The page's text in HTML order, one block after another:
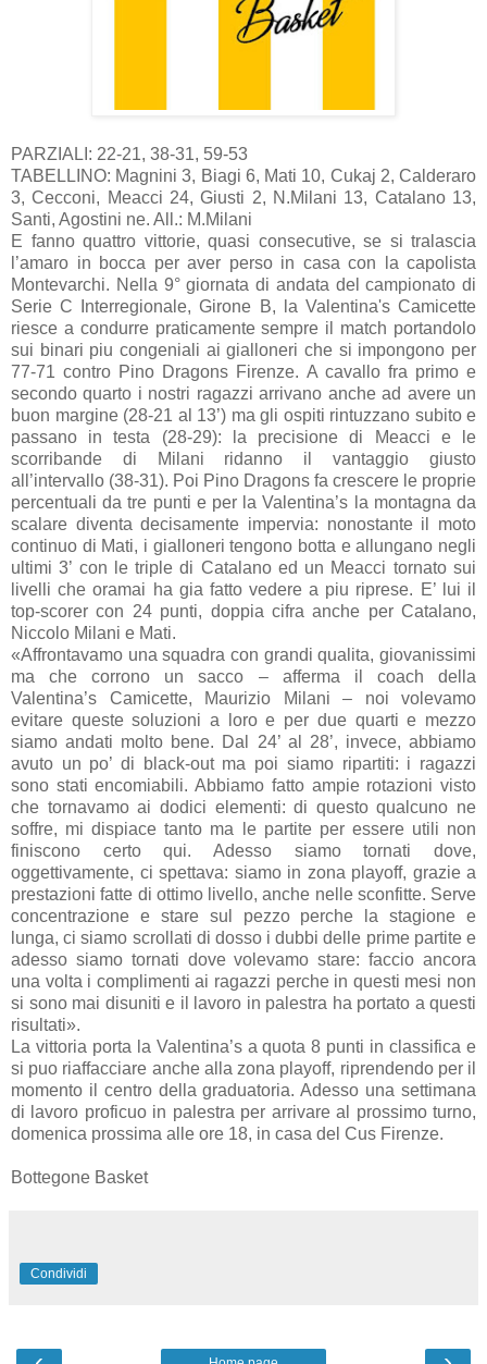
PARZIALI: 22-21, 38-31, 59-53
TABELLINO: Magnini 3, Biagi 6, Mati 10, Cukaj 2, Calderaro
3, Cecconi, Meacci 24, Giusti 2, N.Milani 13, Catalano 13,
Santi, Agostini ne. All.: M.Milani
E fanno quattro vittorie, quasi consecutive, se si tralascia
l’amaro in bocca per aver perso in casa con la capolista
Montevarchi. Nella 9° giornata di andata del campionato di
Serie C Interregionale, Girone B, la Valentina's Camicette
riesce a condurre praticamente sempre il match portandolo
sui binari piu congeniali ai gialloneri che si impongono per
77-71 contro Pino Dragons Firenze. A cavallo fra primo e
secondo quarto i nostri ragazzi arrivano anche ad avere un
buon margine (28-21 al 13’) ma gli ospiti rintuzzano subito e
passano in testa (28-29): la precisione di Meacci e le
scorribande di Milani ridanno il vantaggio giusto
all’intervallo (38-31). Poi Pino Dragons fa crescere le proprie
percentuali da tre punti e per la Valentina’s la montagna da
scalare diventa decisamente impervia: nonostante il moto
continuo di Mati, i gialloneri tengono botta e allungano negli
ultimi 3’ con le triple di Catalano ed un Meacci tornato sui
livelli che oramai ha gia fatto vedere a piu riprese. E’ lui il
top-scorer con 24 punti, doppia cifra anche per Catalano,
Niccolo Milani e Mati.
«Affrontavamo una squadra con grandi qualita, giovanissimi
ma che corrono un sacco – afferma il coach della
Valentina’s Camicette, Maurizio Milani – noi volevamo
evitare queste soluzioni a loro e per due quarti e mezzo
siamo andati molto bene. Dal 24’ al 28’, invece, abbiamo
avuto un po’ di black-out ma poi siamo ripartiti: i ragazzi
sono stati encomiabili. Abbiamo fatto ampie rotazioni visto
che tornavamo ai dodici elementi: di questo qualcuno ne
soffre, mi dispiace tanto ma le partite per essere utili non
finiscono certo qui. Adesso siamo tornati dove,
oggettivamente, ci spettava: siamo in zona playoff, grazie a
prestazioni fatte di ottimo livello, anche nelle sconfitte. Serve
concentrazione e stare sul pezzo perche la stagione e
lunga, ci siamo scrollati di dosso i dubbi delle prime partite e
adesso siamo tornati dove volevamo stare: faccio ancora
una volta i complimenti ai ragazzi perche in questi mesi non
si sono mai disuniti e il lavoro in palestra ha portato a questi
risultati».
La vittoria porta la Valentina’s a quota 8 punti in classifica e
si puo riaffacciare anche alla zona playoff, riprendendo per il
momento il centro della graduatoria. Adesso una settimana
di lavoro proficuo in palestra per arrivare al prossimo turno,
domenica prossima alle ore 18, in casa del Cus Firenze.
Bottegone Basket
Condividi